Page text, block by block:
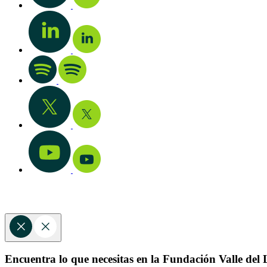
Encuentra lo que necesitas en la Fundación Valle del